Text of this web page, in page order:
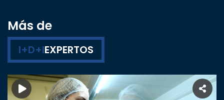
Más de
I+D+IEXPERTOS